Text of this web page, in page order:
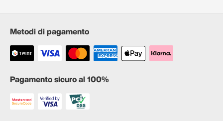
Metodi di pagamento
Pagamento sicuro al 100%